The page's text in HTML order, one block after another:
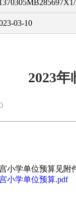
03-10
2023
小学单位预算见附
小学单位预算.pdf